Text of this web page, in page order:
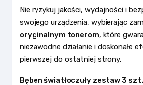
Nie ryzykuj jakości, wydajności i
swojego urządzenia, wybierając
oryginalnym tonerom, które
niezawodne działanie i doskonałe
pierwszej do ostatniej strony.
Bęben światłoczuły zestaw 3 szt.